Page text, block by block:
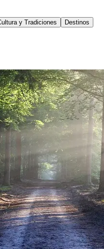
y Tradiciones
Destinos